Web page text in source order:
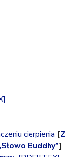
cierpienia [
Buddhy”]